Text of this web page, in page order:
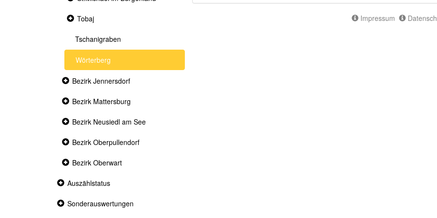
Collapsed
section
Tobaj
Tschanigraben
Wörterberg
Collapsed
Bezirk Jennersdorf
Collapsed
Bezirk Mattersburg
Collapsed
Bezirk Neusiedl am See
Collapsed
Bezirk Oberpullendorf
Collapsed
Bezirk Oberwart
Collapsed
Auszählstatus
Collapsed
Sonderauswertungen
Impressum